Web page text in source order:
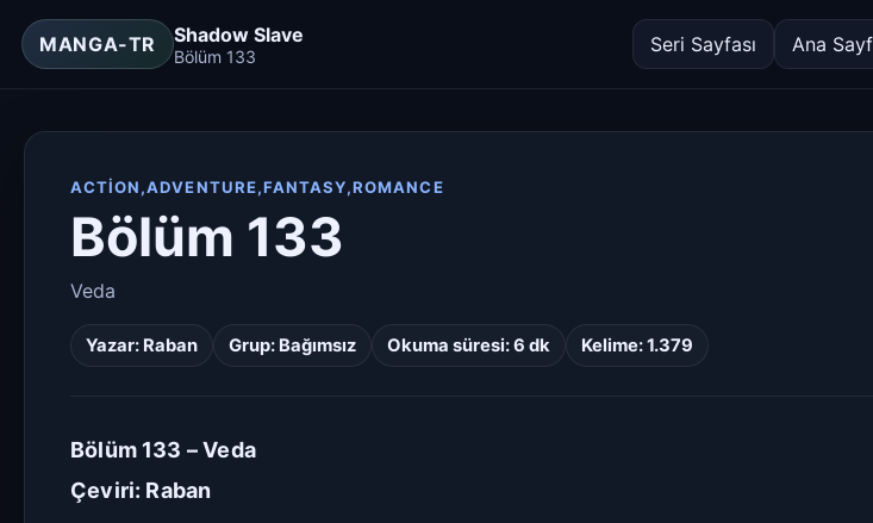
MANGA-TR Shadow Slave
Bölüm 133 Seri Sayfası Ana
ACTION,ADVENTURE,FANTASY,ROMANCE
Bölüm 133
Veda
Yazar: Raban Grup: Bağımsız Okuma süresi: 6 dk Kelime: 1.379
Bölüm 133 – Veda
Çeviri: Raban